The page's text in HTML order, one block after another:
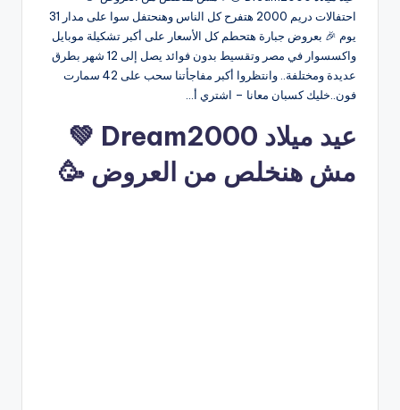
احتفالات دريم 2000 هتفرح كل الناس وهنحتفل سوا على مدار 31
يوم 🎉 بعروض جبارة هتحطم كل الأسعار على أكبر تشكيلة موبايل
واكسسوار في مصر وتقسيط بدون فوائد يصل إلى 12 شهر بطرق
عديدة ومختلفة.. وانتظروا أكبر مفاجأتنا سحب على 42 سمارت
فون..خليك كسبان معانا – اشتري أ…
عيد ميلاد Dream2000 💚
مش هنخلص من العروض 🥳